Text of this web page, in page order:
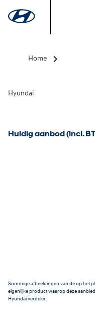
Home
Hyundai
Huidig aanbod (incl.
Sommige afbeeldingen van de op het
eigenlijke product waarop deze
Hyundai verdeler.